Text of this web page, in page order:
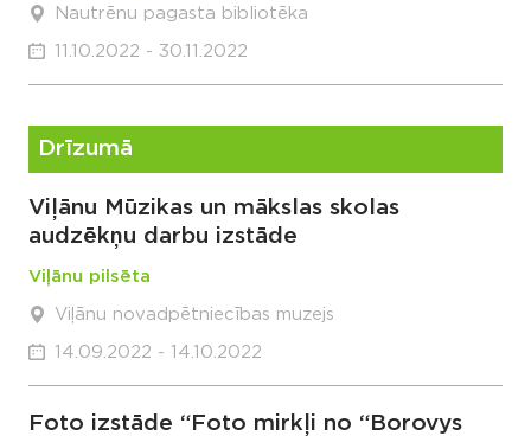
Nautrēnu pagasta bibliotēka
11.10.2022 - 30.11.2022
Drīzumā
Viļānu Mūzikas un mākslas skolas
audzēkņu darbu izstāde
Viļānu pilsēta
Viļānu novadpētniecības muzejs
14.09.2022 - 14.10.2022
Foto izstāde “Foto mirkļi no “Borovys